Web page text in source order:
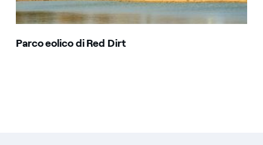
Parco eolico di Red Dirt